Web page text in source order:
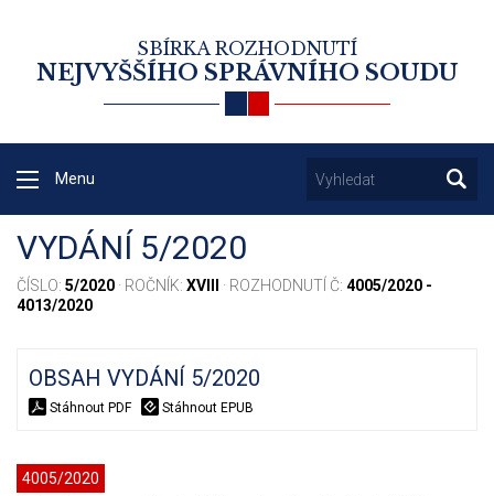
SBÍRKA ROZHODNUTÍ
NEJVYŠŠÍHO SPRÁVNÍHO SOUDU
Menu
VYDÁNÍ 5/2020
ČÍSLO: 5/2020 · ROČNÍK: XVIII · ROZHODNUTÍ Č: 4005/2020 -
4013/2020
OBSAH VYDÁNÍ 5/2020
Stáhnout PDF Stáhnout EPUB
4005/2020